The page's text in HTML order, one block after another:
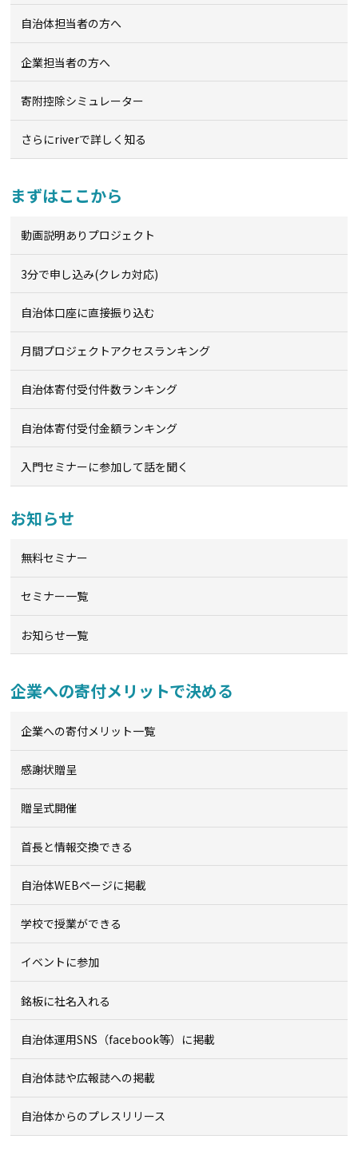
自治体担当者の方へ
企業担当者の方へ
寄附控除シミュレーター
さらにriverで詳しく知る
まずはここから
動画説明ありプロジェクト
3分で申し込み(クレカ対応)
自治体口座に直接振り込む
月間プロジェクトアクセスランキング
自治体寄付受付件数ランキング
自治体寄付受付金額ランキング
入門セミナーに参加して話を聞く
お知らせ
無料セミナー
セミナー一覧
お知らせ一覧
企業への寄付メリットで決める
企業への寄付メリット一覧
感謝状贈呈
贈呈式開催
首長と情報交換できる
自治体WEBページに掲載
学校で授業ができる
イベントに参加
銘板に社名入れる
自治体運用SNS（facebook等）に掲載
自治体誌や広報誌への掲載
自治体からのプレスリリース